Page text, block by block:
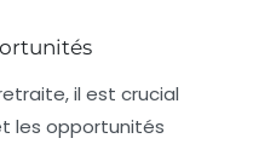
, il est crucial
les opportunités